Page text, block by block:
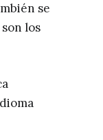
se
los